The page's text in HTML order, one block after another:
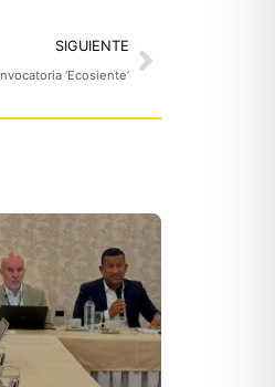
SIGUIENTE
‘Ecosiente’
Next